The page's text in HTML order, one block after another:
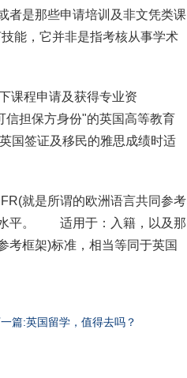
者是那些申请培训及非文凭类课
能，它并非是指考核从事学术
课程申请及获得专业资
担保方身份"的英国高等教育
国签证及移民的雅思成绩时适
就是所谓的欧洲语言共同参考
水平。 适用于：入籍，以及那
框架)标准，相当等同于英国
篇:英国留学，值得去吗？